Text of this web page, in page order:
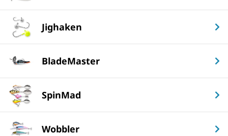
Jighaken
BladeMaster
SpinMad
Wobbler